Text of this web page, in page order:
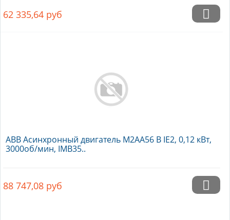
62 335,64 руб
ABB Асинхронный двигатель M2AA56 B IE2, 0,12 кВт,
3000об/мин, IMB35..
88 747,08 руб